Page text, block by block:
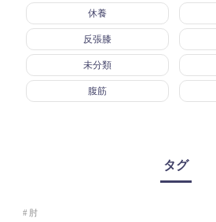
休養
反張膝
未分類
腹筋
タグ
肘